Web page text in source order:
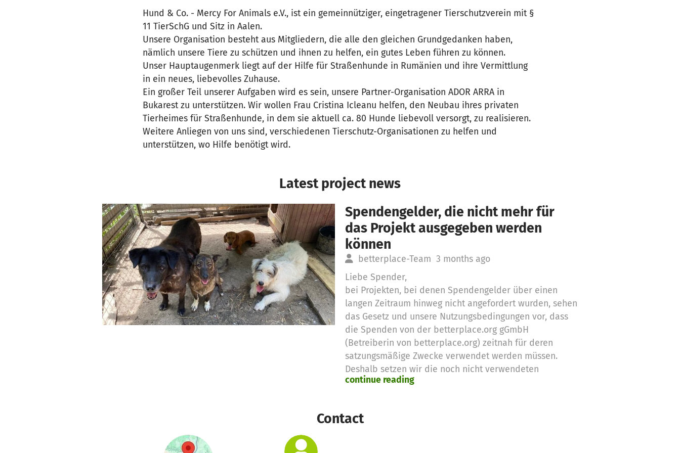
Hund & Co. - Mercy For Animals e.V., ist ein gemeinnütziger, eingetragener Tierschutzverein mit §
11 TierSchG und Sitz in Aalen.
Unsere Organisation besteht aus Mitgliedern, die alle den gleichen Grundgedanken haben,
nämlich unsere Tiere zu schützen und ihnen zu helfen, ein gutes Leben führen zu können.
Unser Hauptaugenmerk liegt auf der Hilfe für Straßenhunde in Rumänien und ihre Vermittlung
in ein neues, liebevolles Zuhause.
Ein großer Teil unserer Aufgaben wird es sein, unsere Partner-Organisation ADOR ARRA in
Bukarest zu unterstützen. Wir wollen Frau Cristina Icleanu helfen, den Neubau ihres privaten
Tierheimes für Straßenhunde, in dem sie aktuell ca. 80 Hunde liebevoll versorgt, zu realisieren.
Weitere Anliegen von uns sind, verschiedenen Tierschutz-Organisationen zu helfen und
unterstützen, wo Hilfe benötigt wird.
Latest project news
Spendengelder, die nicht mehr für
das Projekt ausgegeben werden
können
betterplace-Team 3 months ago
Liebe Spender,
bei Projekten, bei denen Spendengelder über einen
langen Zeitraum hinweg nicht angefordert wurden, sehen
das Gesetz und unsere Nutzungsbedingungen vor, dass
die Spenden von der betterplace.org gGmbH
(Betreiberin von betterplace.org) zeitnah für deren
satzungsmäßige Zwecke verwendet werden müssen.
Deshalb setzen wir die noch nicht verwendeten
Spendengelder für diese Zwecke ein
continue reading
Contact